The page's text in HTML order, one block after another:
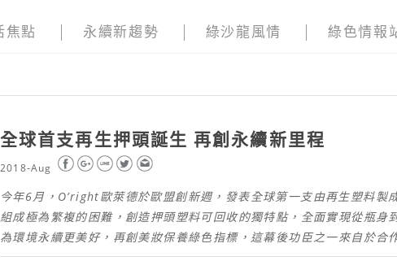
焦點 永續新趨勢 綠沙龍風情 綠色情報
全球首支再生押頭誕生 再創永續新里程
2018-Aug
今年6月，O’right歐萊德於歐盟創新週，發表全球第一支由再生塑料製
組成極為繁複的困難，創造押頭塑料可回收的獨特點，全面實現從瓶身
為環境永續更美好，再創美妝保養綠色指標，這幕後功臣之一來自於合